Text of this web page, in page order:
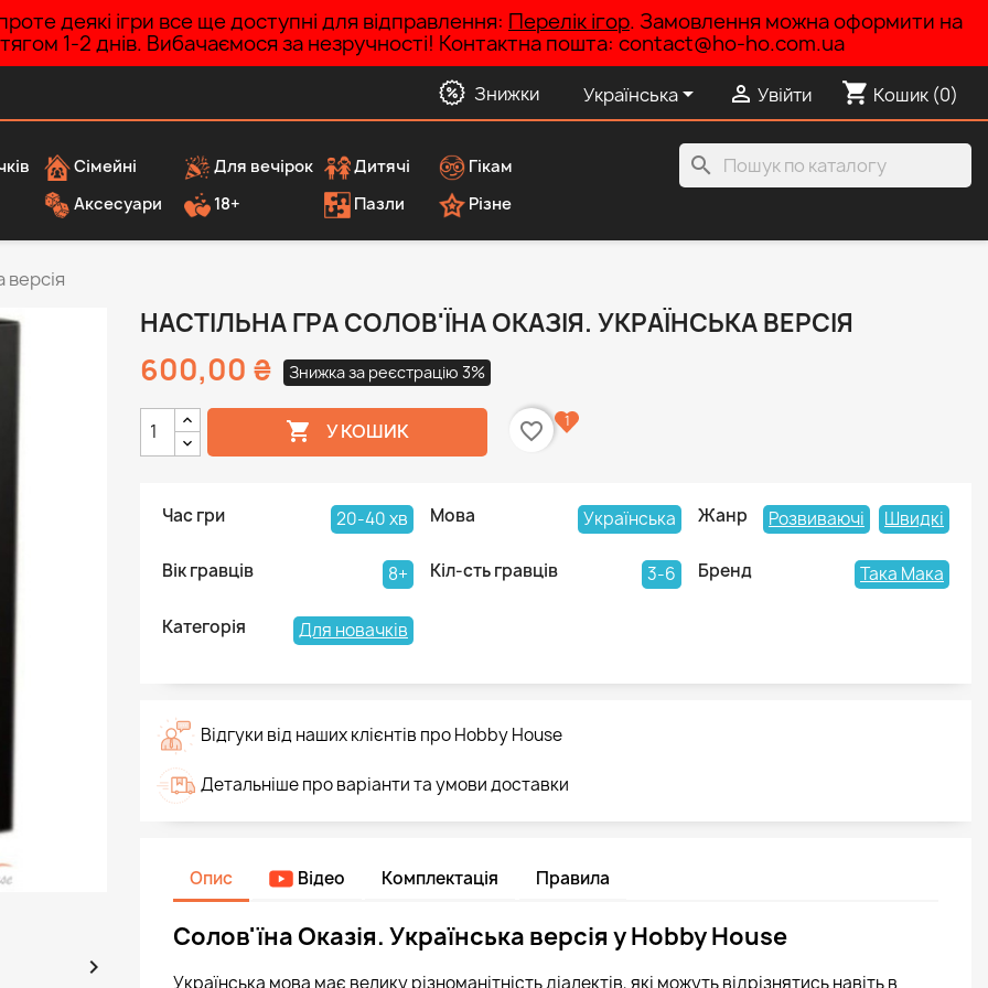
деякі ігри все ще доступні для відправлення: Перелік ігор. Замовлення можна оформити на
1-2 днів. Вибачаємося за незручності! Контактна пошта: contact@ho-ho.com.ua
Знижки Українська  Увійти shopping_cart Кошик (0)
Сімейні Для вечірок Дитячі
Гікам
Аксесуари
18+ Пазли Різне
search
версія

НАСТІЛЬНА ГРА СОЛОВ'ЇНА ОКАЗІЯ. УКРАЇНСЬКА ВЕРСІЯ
600,00 ₴ Знижка за реєстрацію 3%
 У КОШИК favorite_border 1
Час гри 20-40 хв Мова Українська Жанр Розвиваючі Швидкі
Вік гравців 8+ Кіл-сть гравців 3-6 Бренд Така Мака
Категорія Для новачків
Відгуки від наших клієнтів про Hobby House
Детальніше про варіанти та умови доставки
Опис Відео Комплектація Правила
Солов'їна Оказія. Українська версія у Hobby House
Українська мова має велику різноманітність діалектів, які можуть відрізнятись навіть в